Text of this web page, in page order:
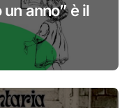
anno” è il